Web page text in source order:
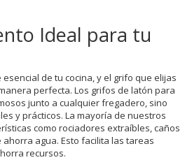
Ideal para tu
de tu cocina, y el grifo que elijas
perfecta. Los grifos de latón para
junto a cualquier fregadero, sino
y prácticos. La mayoría de nuestros
como rociadores extraíbles, caños
agua. Esto facilita las tareas
recursos.